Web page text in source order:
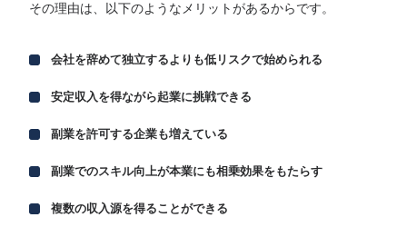
その理由は、以下のようなメリットがあるからです。
会社を辞めて独立するよりも低リスクで始められる
安定収入を得ながら起業に挑戦できる
副業を許可する企業も増えている
副業でのスキル向上が本業にも相乗効果をもたらす
複数の収入源を得ることができる